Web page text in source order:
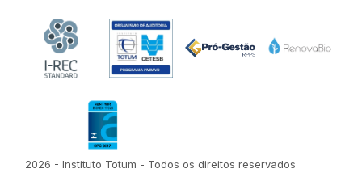
2026 - Instituto Totum - Todos os direitos reservados